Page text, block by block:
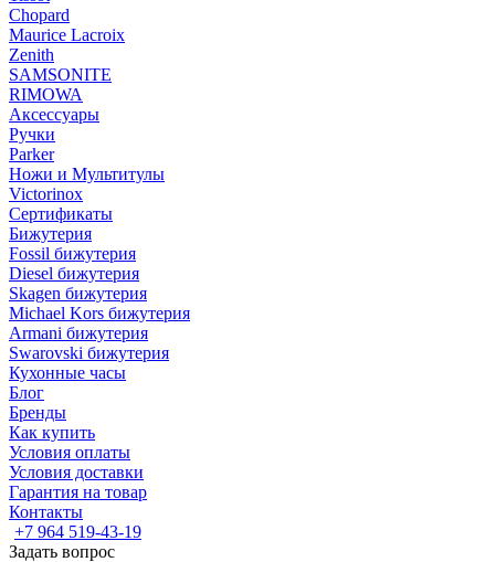
Chopard
Maurice Lacroix
Zenith
SAMSONITE
RIMOWA
Аксессуары
Ручки
Parker
Ножи и Мультитулы
Victorinox
Сертификаты
Бижутерия
Fossil бижутерия
Diesel бижутерия
Skagen бижутерия
Michael Kors бижутерия
Armani бижутерия
Swarovski бижутерия
Кухонные часы
Блог
Бренды
Как купить
Условия оплаты
Условия доставки
Гарантия на товар
Контакты
+7 964 519-43-19
Задать вопрос